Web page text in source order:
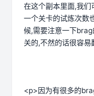
在这个副本里面,我
一个关卡的试炼次数
候,需要注意一下
关的,不然的话很容
<p>因为有很多的